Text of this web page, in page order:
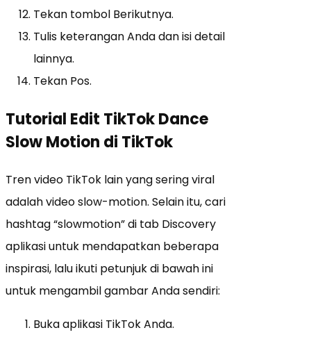
Tekan tombol Berikutnya.
Tulis keterangan Anda dan isi detail
lainnya.
Tekan Pos.
Tutorial Edit TikTok Dance
Slow Motion di TikTok
Tren video TikTok lain yang sering viral
adalah video slow-motion. Selain itu, cari
hashtag “slowmotion” di tab Discovery
aplikasi untuk mendapatkan beberapa
inspirasi, lalu ikuti petunjuk di bawah ini
untuk mengambil gambar Anda sendiri:
Buka aplikasi TikTok Anda.